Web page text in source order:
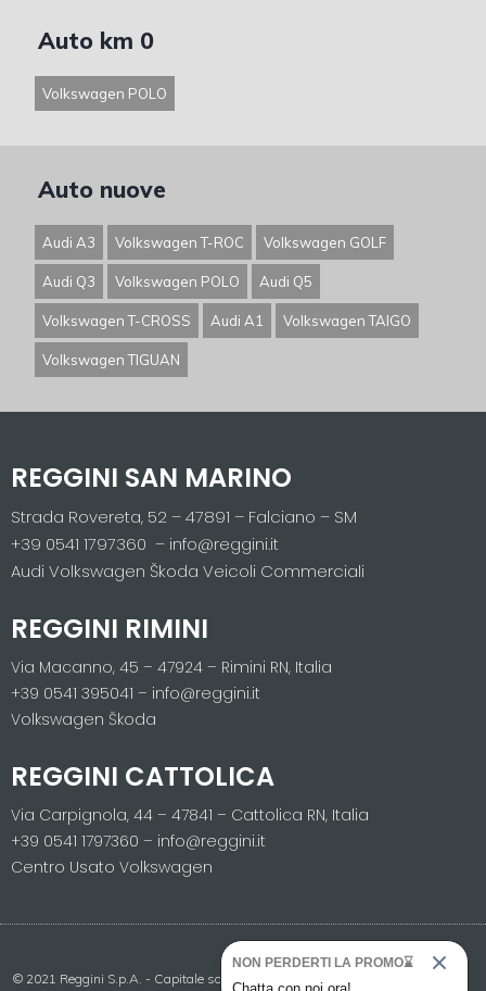
Auto km 0
Volkswagen POLO
Auto nuove
Audi A3 Volkswagen T-ROC Volkswagen GOLF
Audi Q3 Volkswagen POLO Audi Q5
Volkswagen T-CROSS Audi A1 Volkswagen TAIGO
Volkswagen TIGUAN
REGGINI SAN MARINO
Strada Rovereta, 52 – 47891 – Falciano – SM
+39 0541 1797360 – info@reggini.it
Audi Volkswagen Škoda Veicoli Commerciali
REGGINI RIMINI
Via Macanno, 45 – 47924 – Rimini RN, Italia
+39 0541 395041 – info@reggini.it
Volkswagen Škoda
REGGINI CATTOLICA
Via Carpignola, 44 – 47841 – Cattolica RN, Italia
+39 0541 1797360 – info@reggini.it
Centro Usato Volkswagen
© 2021 Reggini S.p.A. - Capitale sociale 2.400.000,00 i.v. - Registro imprese
NON PERDERTI LA PROMO⌛